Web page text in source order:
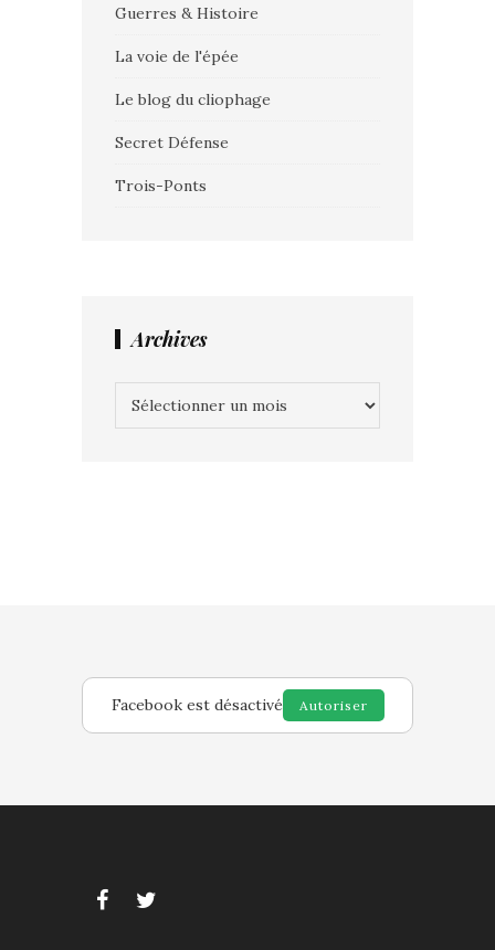
Guerres & Histoire
La voie de l'épée
Le blog du cliophage
Secret Défense
Trois-Ponts
Archives
Facebook est désactivé Autoriser